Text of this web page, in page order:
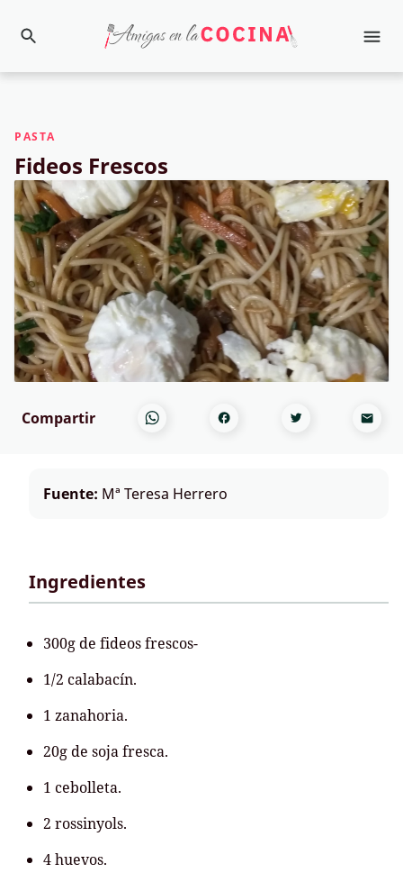
PASTA
Fideos Frescos
Compartir
Fuente: Mª Teresa Herrero
Ingredientes
300g de fideos frescos-
1/2 calabacín.
1 zanahoria.
20g de soja fresca.
1 cebolleta.
2 rossinyols.
4 huevos.